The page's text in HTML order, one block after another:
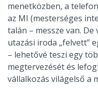
menetközben, a
az MI (mesterséges
talán – messze van. De
utazási iroda „felvett”
– lehetővé teszi egy
megtervezését és
vállalkozás világelső a